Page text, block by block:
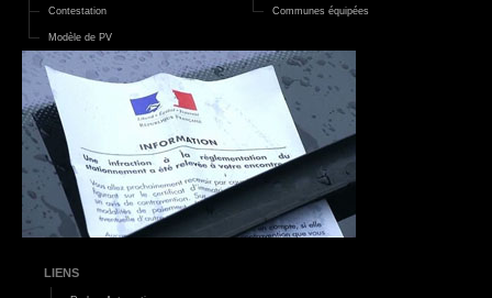
Contestation
Modèle de PV
Communes équipées
LIENS